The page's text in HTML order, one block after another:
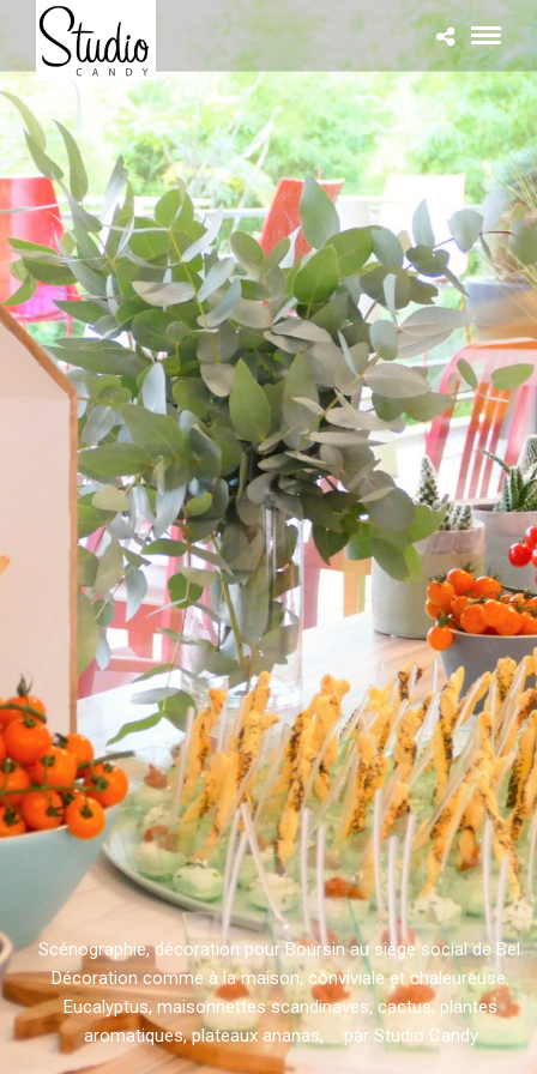
Scénographie, décoration pour Boursin au siège social de Bel.
Décoration comme à la maison, conviviale et chaleureuse.
Eucalyptus, maisonnettes scandinaves, cactus, plantes
aromatiques, plateaux ananas, ... par Studio Candy